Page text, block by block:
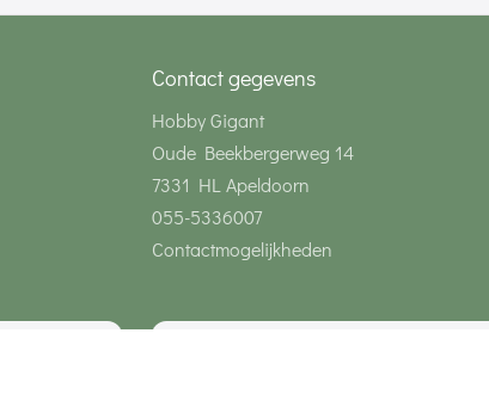
Contact gegevens
Hobby Gigant
Oude Beekbergerweg 14
7331 HL Apeldoorn
055-5336007
Contactmogelijkheden